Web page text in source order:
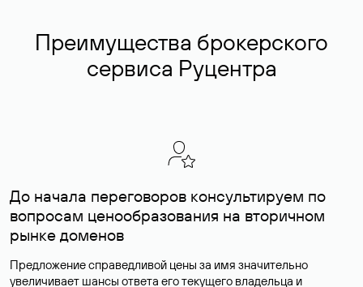
Преимущества брокерского
сервиса Руцентра
До начала переговоров консультируем по
вопросам ценообразования на вторичном
рынке доменов
Предложение справедливой цены за имя значительно
увеличивает шансы ответа его текущего владельца и